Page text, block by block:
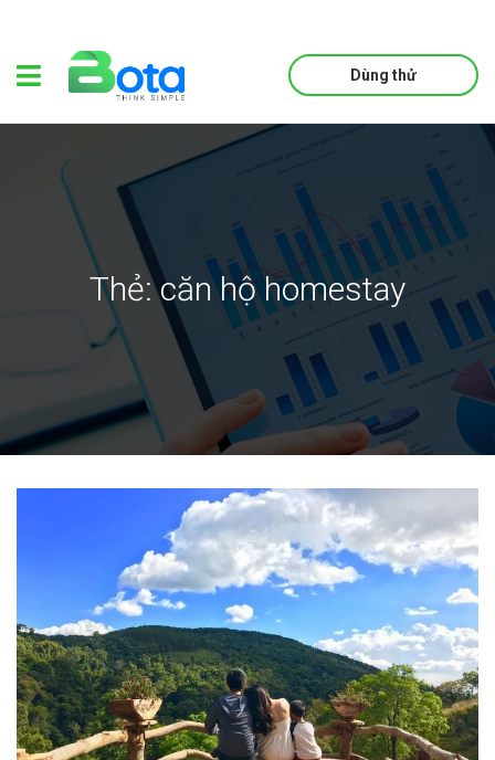
Dùng thử
Thẻ:căn hộ homestay